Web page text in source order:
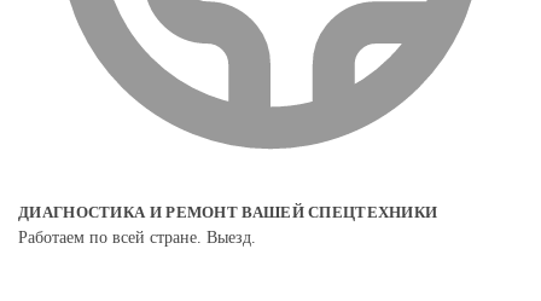
ДИАГНОСТИКА И РЕМОНТ ВАШЕЙ СПЕЦТЕХНИКИ
Работаем по всей стране. Выезд.